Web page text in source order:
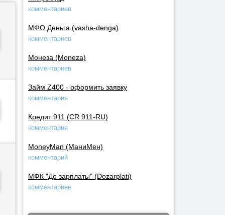
комментариев
МФО Деньга (vasha-denga)
комментариев
Монеза (Moneza)
комментариев
Займ Z400 - оформить заявку
комментария
Кредит 911 (CR 911-RU)
комментария
MoneyMan (МаниМен)
комментарий
МФК "До зарплаты" (Dozarplati)
комментариев